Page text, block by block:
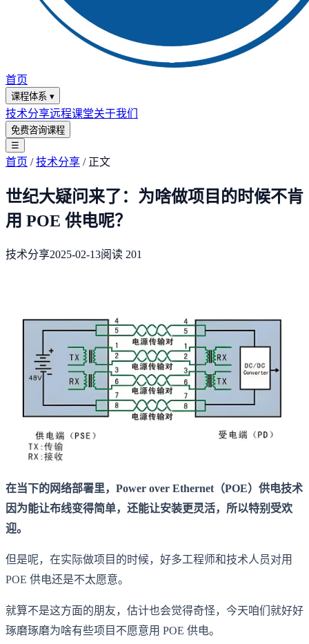
首页
课程体系 ▾
技术分享远程课堂关于我们
免费咨询课程
☰
首页 /技术分享 / 正文
世纪大疑问来了：为啥做项目的时候不肯
用 POE 供电呢？
技术分享2025-02-13阅读 201
在当下的网络部署里，Power over Ethernet（POE）供电技术
因为能让布线变得简单，还能让安装更灵活，所以特别受欢
迎。
但是呢，在实际做项目的时候，好多工程师和技术人员对用
POE 供电还是不太愿意。
就算不是这方面的朋友，估计也会觉得奇怪，今天咱们就好好
琢磨琢磨为啥有些项目不愿意用 POE 供电。